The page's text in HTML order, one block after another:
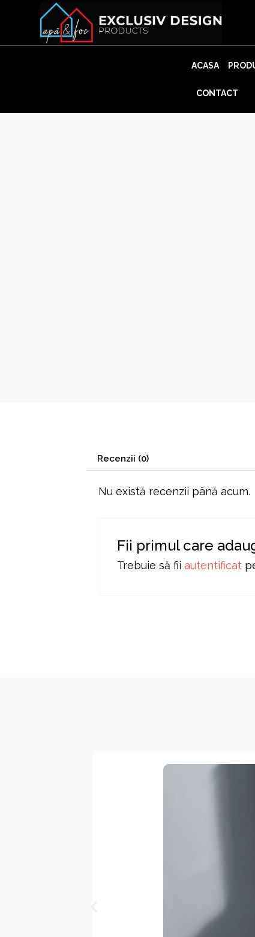
content
ACASA
CONTACT
Recenzii (0)
Nu există recenzii până acum.
Fii primul care
Trebuie să fiiautentificat